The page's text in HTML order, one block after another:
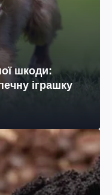
шкоди:
іграшку